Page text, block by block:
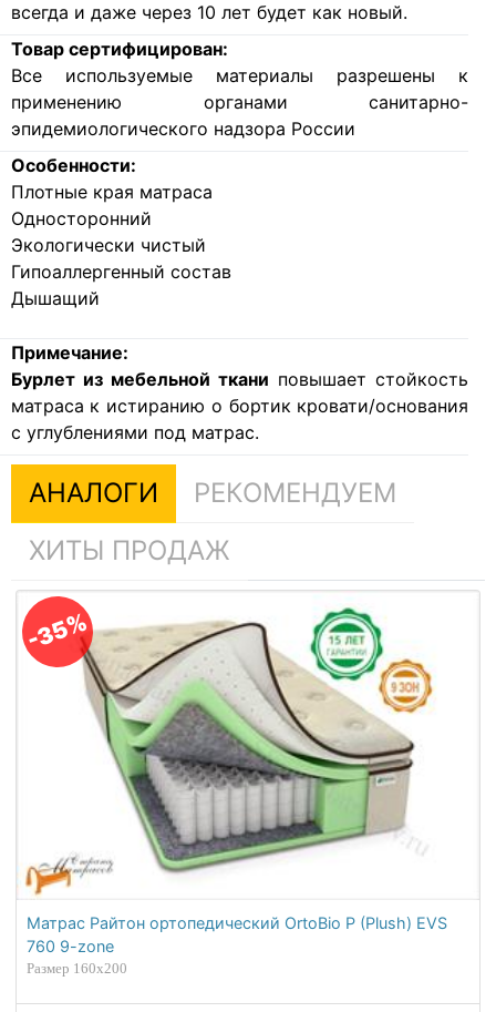
всегда и даже через 10 лет будет как новый.
Товар сертифицирован:
Все используемые материалы разрешены к
применению органами санитарно-
эпидемиологического надзора России
Особенности:
Плотные края матраса
Односторонний
Экологически чистый
Гипоаллергенный состав
Дышащий
Примечание:
Бурлет из мебельной ткани повышает стойкость
матраса к истиранию о бортик кровати/основания
с углублениями под матрас.
АНАЛОГИ
РЕКОМЕНДУЕМ
ХИТЫ ПРОДАЖ
-35%
Матрас Райтон ортопедический OrtoBio P (Plush) EVS
760 9-zone
Размер 160х200